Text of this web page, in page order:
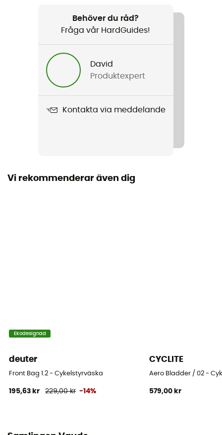
Resa / Cykel / Cykelturism
Produktnamn
Stängningssystem
Fickor
Behöver du råd?
Fråga vår HardGuides!
David
Produktexpert
Kontakta via meddelande
Vi rekommenderar även dig
Ekodesignad
deuter
Front Bag 1.2 - Cykelstyrväska
195,63 kr 229,00 kr -14%
CYCLITE
Aero Bladder / 02 -
579,00 kr